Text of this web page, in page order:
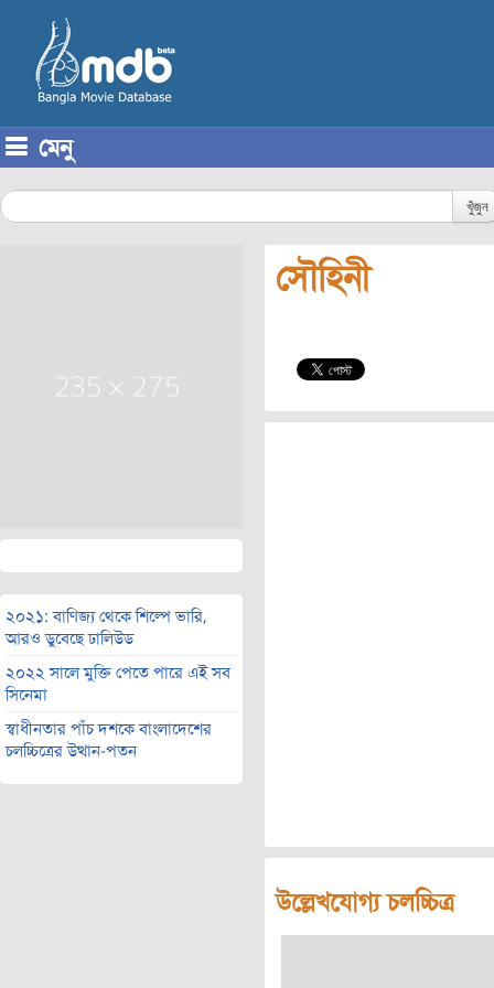
মেনু
খুঁজুন
২০২১: বাণিজ্য থেকে শিল্পে ভারি,
আরও ডুবেছে ঢালিউড
২০২২ সালে মুক্তি পেতে পারে এই সব
সিনেমা
স্বাধীনতার পাঁচ দশকে বাংলাদেশের
চলচ্চিত্রের উত্থান-পতন
সৌহিনী
উল্লেখযোগ্য চলচ্চিত্র